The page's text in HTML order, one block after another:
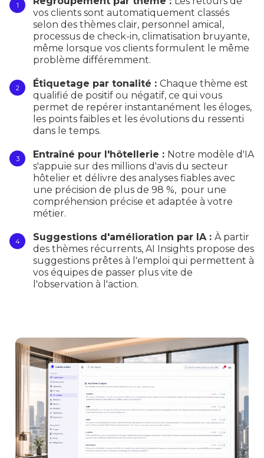
vos clients sont automatiquement classés
selon des thèmes clair, personnel amical,
processus de check-in, climatisation bruyante,
même lorsque vos clients formulent le même
problème différemment.
Étiquetage par tonalité : Chaque thème est
qualifié de positif ou négatif, ce qui vous
permet de repérer instantanément les éloges,
les points faibles et les évolutions du ressenti
dans le temps.
Entraîné pour l'hôtellerie : Notre modèle d'IA
s'appuie sur des millions d'avis du secteur
hôtelier et délivre des analyses fiables avec
une précision de plus de 98 %, pour une
compréhension précise et adaptée à votre
métier.
Suggestions d'amélioration par IA : À partir
des thèmes récurrents, AI Insights propose des
suggestions prêtes à l'emploi qui permettent à
vos équipes de passer plus vite de
l'observation à l'action.